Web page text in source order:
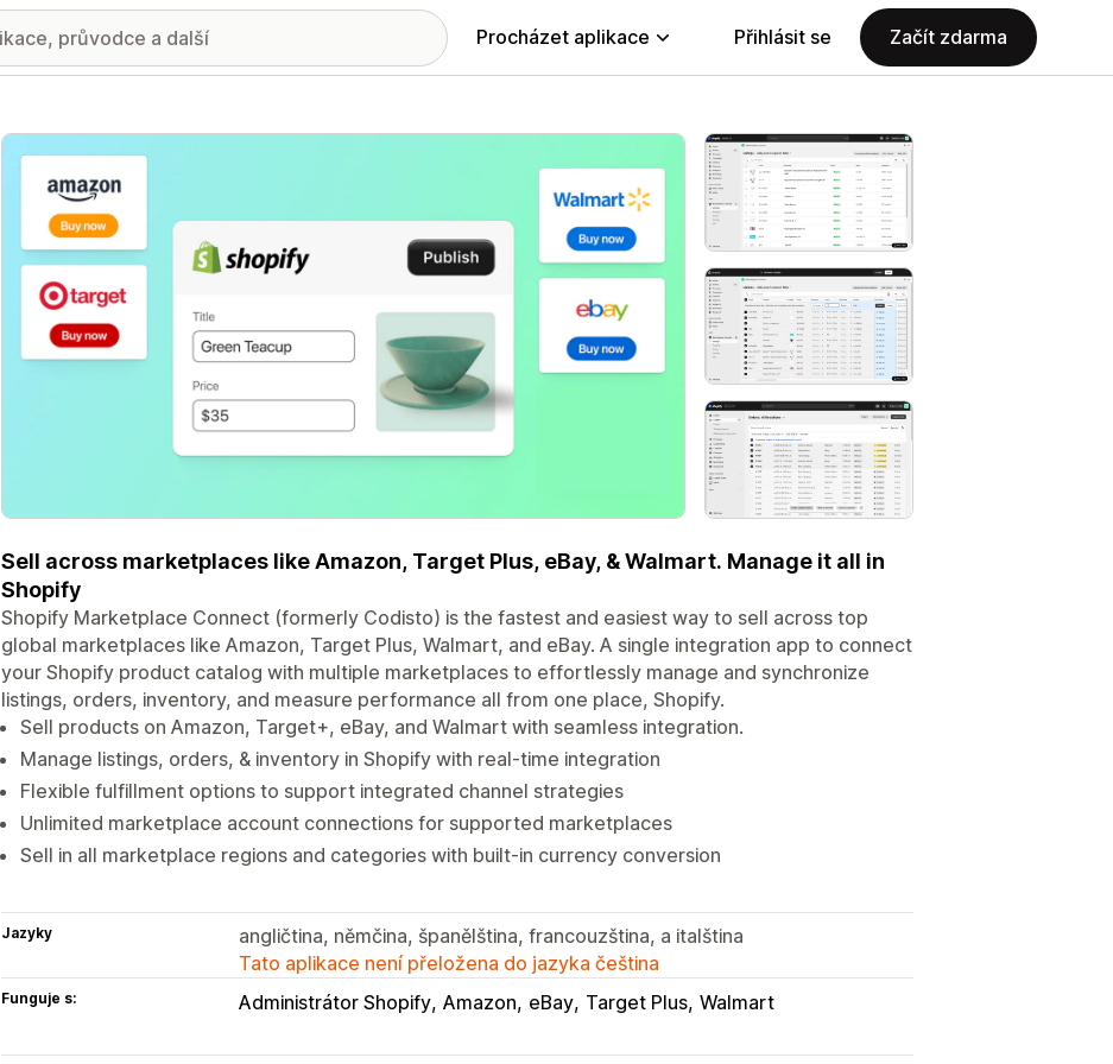
Procházet aplikace Přihlásit se Začít zdarma
Galerie propagovaných obrázků
Sell across marketplaces like Amazon, Target Plus, eBay, & Walmart. Manage it all in
Shopify
Shopify Marketplace Connect (formerly Codisto) is the fastest and easiest way to sell across top
global marketplaces like Amazon, Target Plus, Walmart, and eBay. A single integration app to connect
your Shopify product catalog with multiple marketplaces to effortlessly manage and synchronize
listings, orders, inventory, and measure performance all from one place, Shopify.
Sell products on Amazon, Target+, eBay, and Walmart with seamless integration.
Manage listings, orders, & inventory in Shopify with real-time integration
Flexible fulfillment options to support integrated channel strategies
Unlimited marketplace account connections for supported marketplaces
Sell in all marketplace regions and categories with built-in currency conversion
Jazyky
angličtina, němčina, španělština, francouzština, a italština
Tato aplikace není přeložena do jazyka čeština
Funguje s: Administrátor Shopify Amazon eBay Target Plus Walmart